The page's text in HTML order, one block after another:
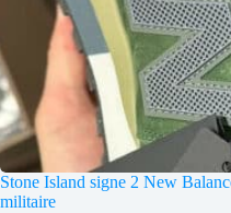
Stone Island signe 2 New
militaire